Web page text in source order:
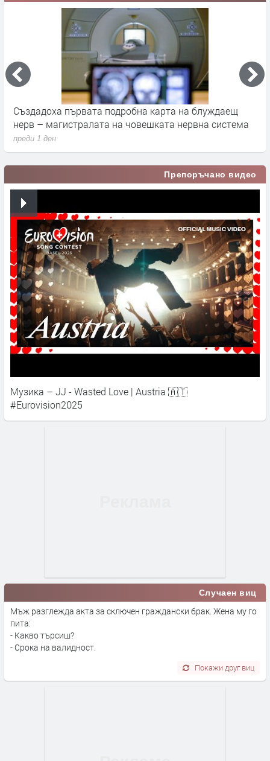
Създадоха първата подробна карта на блуждаещ
нерв – магистралата на човешката нервна система
преди 1 ден
Препоръчано видео
Музика – JJ - Wasted Love | Austria 🇦🇹
#Eurovision2025
Случаен виц
Мъж разглежда акта за сключен граждански брак. Жена му го
пита:
- Какво търсиш?
- Срока на валидност.
Покажи друг виц